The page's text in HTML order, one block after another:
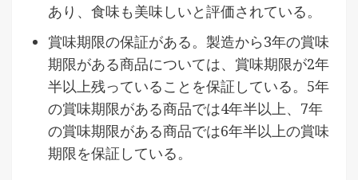
あり、食味も美味しいと評価されている。
賞味期限の保証がある。製造から3年の賞味
期限がある商品については、賞味期限が2年
半以上残っていることを保証している。5年
の賞味期限がある商品では4年半以上、7年
の賞味期限がある商品では6年半以上の賞味
期限を保証している。